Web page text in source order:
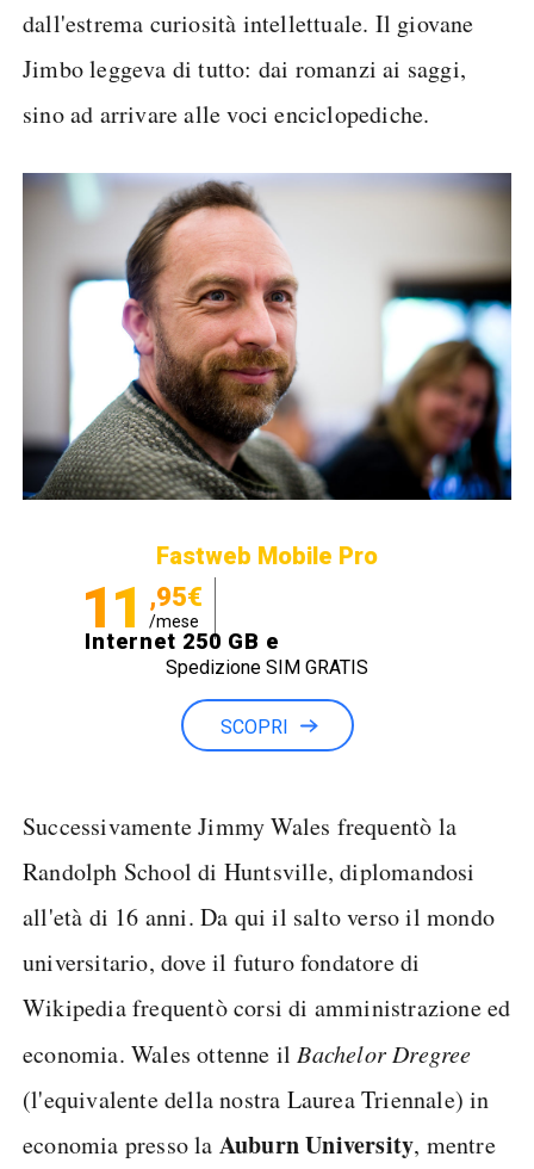
dall'estrema curiosità intellettuale. Il giovane
Jimbo leggeva di tutto: dai romanzi ai saggi,
sino ad arrivare alle voci enciclopediche.
Fastweb Mobile Pro
11 ,95€
/mese
Internet 250 GB e
Minuti illimitati
Spedizione SIM GRATIS
SCOPRI
Successivamente Jimmy Wales frequentò la
Randolph School di Huntsville, diplomandosi
all'età di 16 anni. Da qui il salto verso il mondo
universitario, dove il futuro fondatore di
Wikipedia frequentò corsi di amministrazione ed
economia. Wales ottenne ilBachelor Dregree
(l'equivalente della nostra Laurea Triennale) in
economia presso la Auburn University, mentre